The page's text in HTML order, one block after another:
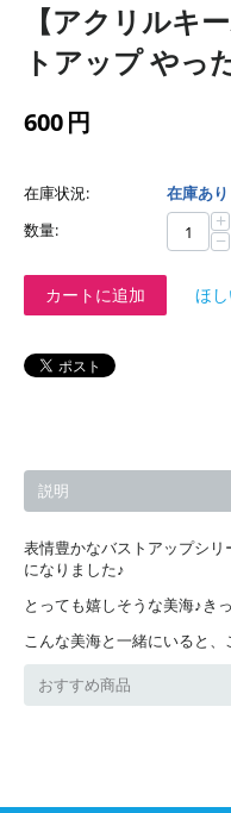
【アクリルキ
トアップ やっ
600円
在庫状況:
在庫あり
数量:
+
−
カートに追加 ほ
説明
表情豊かなバストアップシ
になりました♪
とっても嬉しそうな美海♪き
こんな美海と一緒にいると
おすすめ商品